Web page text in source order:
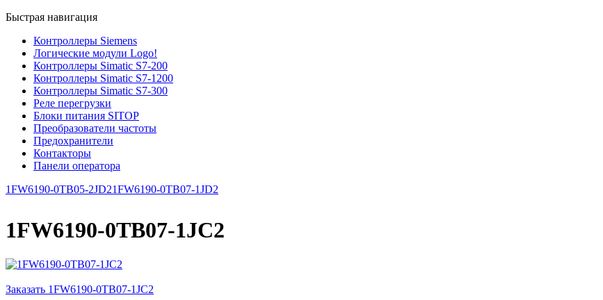
Быстрая навигация
Контроллеры Siemens
Логические модули Logo!
Контроллеры Simatic S7-200
Контроллеры Simatic S7-1200
Контроллеры Simatic S7-300
Реле перегрузки
Блоки питания SITOP
Преобразователи частоты
Предохранители
Контакторы
Панели оператора
1FW6190-0TB05-2JD21FW6190-0TB07-1JD2
1FW6190-0TB07-1JC2
Заказать 1FW6190-0TB07-1JC2